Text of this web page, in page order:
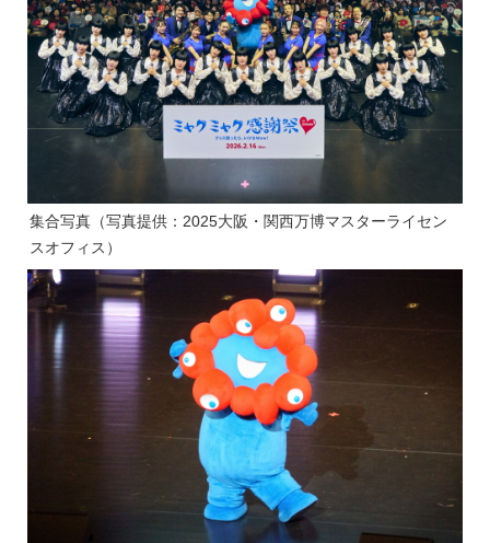
集合写真（写真提供：2025大阪・関西万博マスターライセン
スオフィス）